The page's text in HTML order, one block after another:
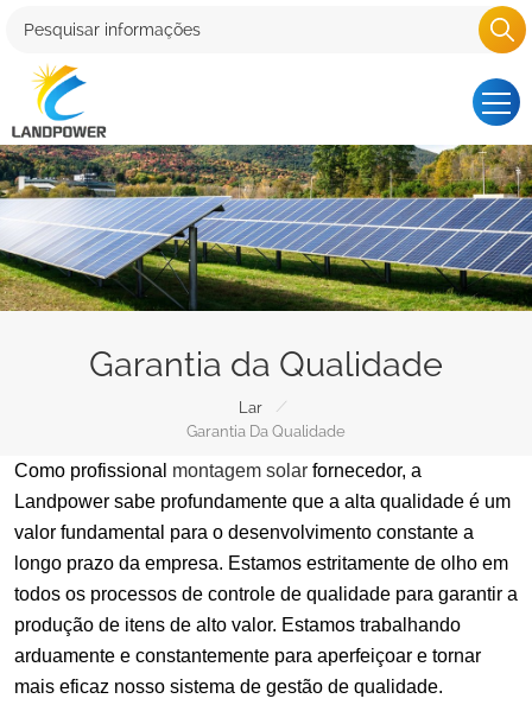
Garantia da Qualidade
Lar
/
Garantia Da Qualidade
Como profissional montagem solar fornecedor, a
Landpower sabe profundamente que a alta qualidade é um
valor fundamental para o desenvolvimento constante a
longo prazo da empresa. Estamos estritamente de olho em
todos os processos de controle de qualidade para garantir a
produção de itens de alto valor. Estamos trabalhando
arduamente e constantemente para aperfeiçoar e tornar
mais eficaz nosso sistema de gestão de qualidade.